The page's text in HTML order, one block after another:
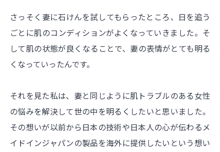
さっそく妻に石けんを試してもらったところ、日を追う
ごとに肌のコンディションがよくなっていきました。そ
して肌の状態が良くなることで、妻の表情がとても明る
くなっていったんです。
それを見た私は、妻と同じように肌トラブルのある女性
の悩みを解決して世の中を明るくしたいと思いました。
その想いが以前から日本の技術や日本人の心が伝わるメ
イドインジャパンの製品を海外に提供したいという想い